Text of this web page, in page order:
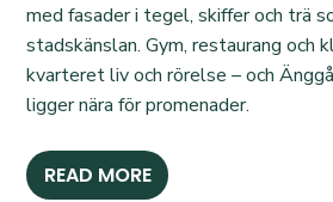
med fasader i tegel, skiffer och trä
stadskänslan. Gym, restaurang och
kvarteret liv och rörelse – och
ligger nära för promenader.
READ MORE